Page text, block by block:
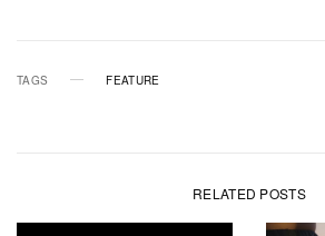
TAGS FEATURE
RELATED POSTS